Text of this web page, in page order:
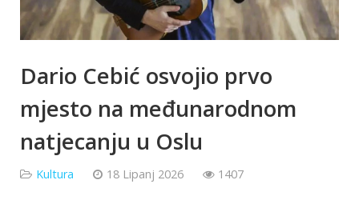
Dario Cebić osvojio prvo
mjesto na međunarodnom
natjecanju u Oslu
Kultura 18 Lipanj 2026 1407